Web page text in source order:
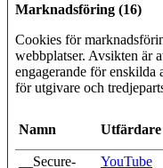
Marknadsföring (16)
Cookies för
webbplatser. Avsikten är
engagerande för enskilda
för utgivare och
Namn Utfärdare
__Secure-
YouTube